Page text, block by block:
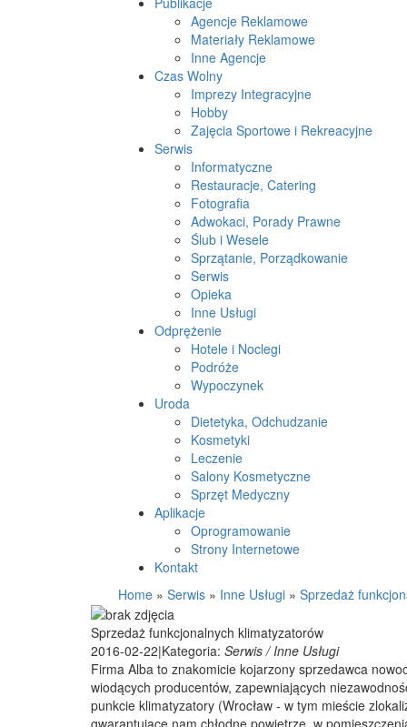
Agencje Reklamowe
Materiały Reklamowe
Inne Agencje
Czas Wolny
Imprezy Integracyjne
Hobby
Zajęcia Sportowe i Rekreacyjne
Serwis
Informatyczne
Restauracje, Catering
Fotografia
Adwokaci, Porady Prawne
Ślub i Wesele
Sprzątanie, Porządkowanie
Serwis
Opieka
Inne Usługi
Odprężenie
Hotele i Noclegi
Podróże
Wypoczynek
Uroda
Dietetyka, Odchudzanie
Kosmetyki
Leczenie
Salony Kosmetyczne
Sprzęt Medyczny
Aplikacje
Oprogramowanie
Strony Internetowe
Kontakt
Home » Serwis » Inne Usługi » Sprzedaż
Sprzedaż funkcjonalnych klimatyzatorów
2016-02-22|Kategoria: Serwis / Inne Usługi
Firma Alba to znakomicie kojarzony sprzedawca
wiodących producentów, zapewniających
punkcie klimatyzatory (Wrocław - w tym mieście